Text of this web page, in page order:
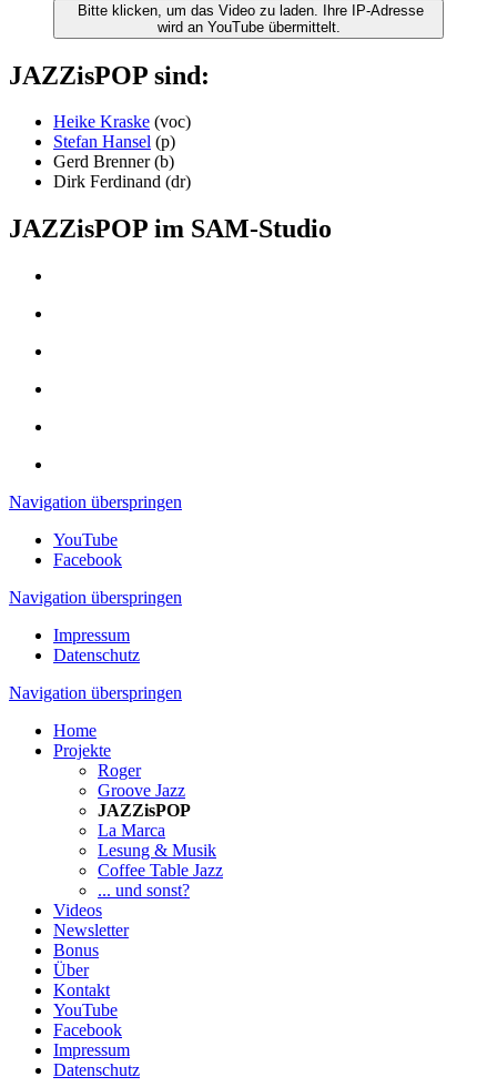
Bitte klicken, um das Video zu laden. Ihre IP-Adresse
wird an YouTube übermittelt.
JAZZisPOP sind:
Heike Kraske (voc)
Stefan Hansel (p)
Gerd Brenner (b)
Dirk Ferdinand (dr)
JAZZisPOP im SAM-Studio
Navigation überspringen
YouTube
Facebook
Navigation überspringen
Impressum
Datenschutz
Navigation überspringen
Home
Projekte
Roger
Groove Jazz
JAZZisPOP
La Marca
Lesung & Musik
Coffee Table Jazz
... und sonst?
Videos
Newsletter
Bonus
Über
Kontakt
YouTube
Facebook
Impressum
Datenschutz